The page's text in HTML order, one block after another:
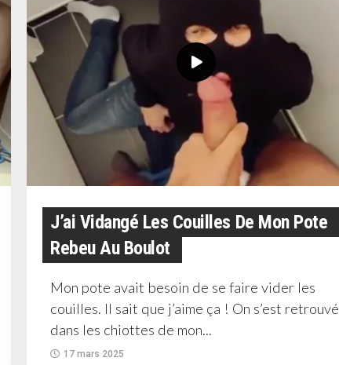
J’ai Vidangé Les Couilles De Mon Pote
Rebeu Au Boulot
Mon pote avait besoin de se faire vider les
couilles. Il sait que j’aime ça ! On s’est retrouvé
dans les chiottes de mon...
17 mars 2025